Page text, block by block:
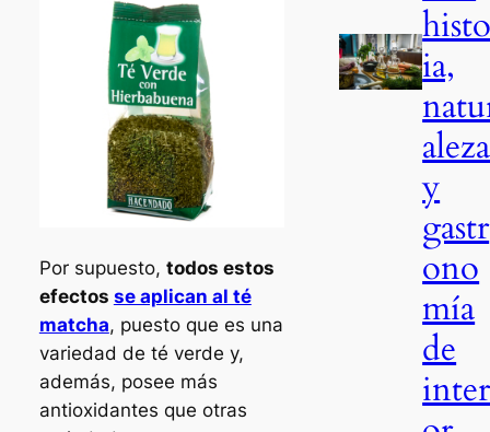
Por supuesto, todos estos
efectos se aplican al té
matcha, puesto que es una
variedad de té verde y,
además, posee más
antioxidantes que otras
ia,
aleza
y
gastr
ono
mía
de